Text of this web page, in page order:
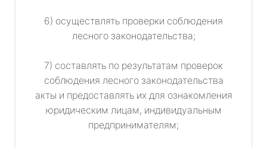
6) осуществлять проверки соблюдения
лесного законодательства;
7) составлять по результатам проверок
соблюдения лесного законодательства
акты и предоставлять их для ознакомления
юридическим лицам, индивидуальным
предпринимателям;